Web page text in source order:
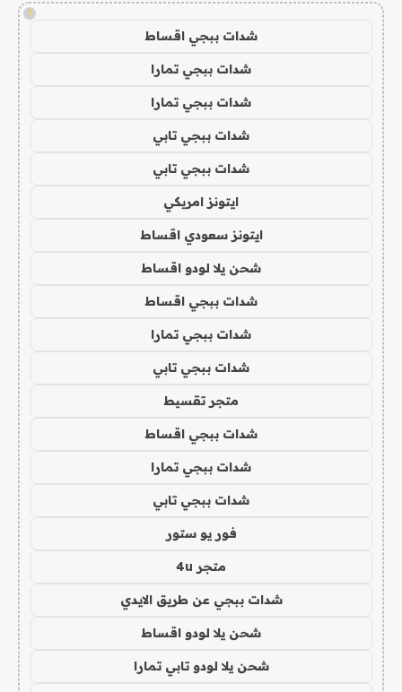
!
شدات ببجي اقساط
شدات ببجي تمارا
شدات ببجي تمارا
شدات ببجي تابي
شدات ببجي تابي
ايتونز امريكي
ايتونز سعودي اقساط
شحن يلا لودو اقساط
شدات ببجي اقساط
شدات ببجي تمارا
شدات ببجي تابي
متجر تقسيط
شدات ببجي اقساط
شدات ببجي تمارا
شدات ببجي تابي
فور يو ستور
متجر 4u
شدات ببجي عن طريق الايدي
شحن يلا لودو اقساط
شحن يلا لودو تابي تمارا